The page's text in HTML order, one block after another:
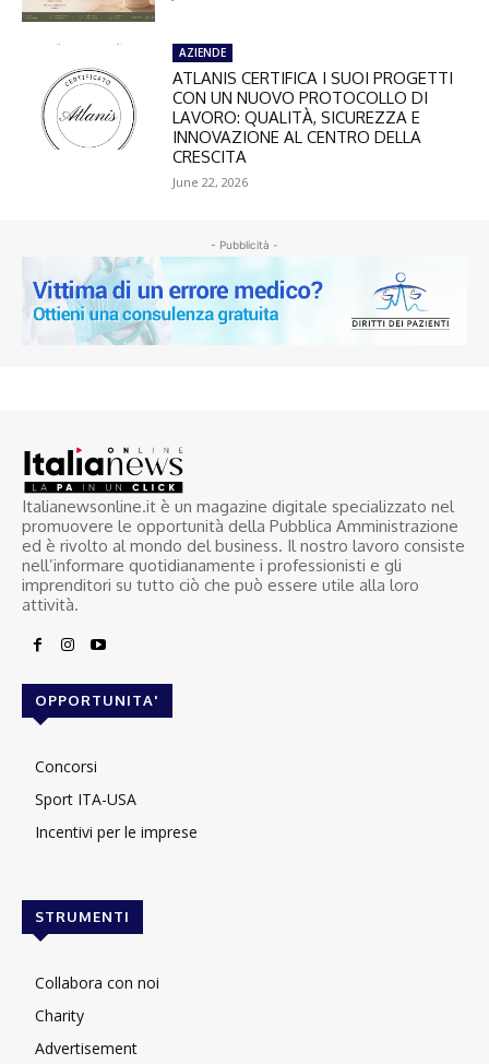
AZIENDE
ATLANIS CERTIFICA I SUOI PROGETTI
CON UN NUOVO PROTOCOLLO DI
LAVORO: QUALITÀ, SICUREZZA E
INNOVAZIONE AL CENTRO DELLA
CRESCITA
June 22, 2026
- Pubblicità -
Italianewsonline.it è un magazine digitale specializzato nel
promuovere le opportunità della Pubblica Amministrazione
ed è rivolto al mondo del business. Il nostro lavoro consiste
nell’informare quotidianamente i professionisti e gli
imprenditori su tutto ciò che può essere utile alla loro
attività.
OPPORTUNITA'
Concorsi
Sport ITA-USA
Incentivi per le imprese
STRUMENTI
Collabora con noi
Charity
Advertisement